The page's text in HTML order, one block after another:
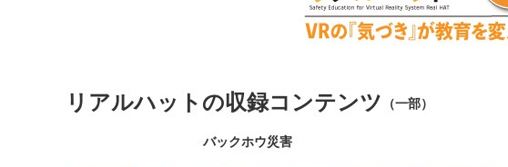
リアルハットの収録コンテンツ （一部）
バックホウ災害